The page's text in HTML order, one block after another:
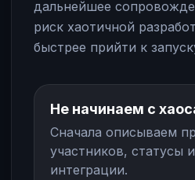
дальнейшее
риск хаотичной
быстрее прийти к
Не начинаем с
Сначала описываем
участников, статусы
интеграции.